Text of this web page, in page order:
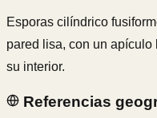
Esporas cilíndrico
pared lisa, con un apículo
su interior.
Referencias